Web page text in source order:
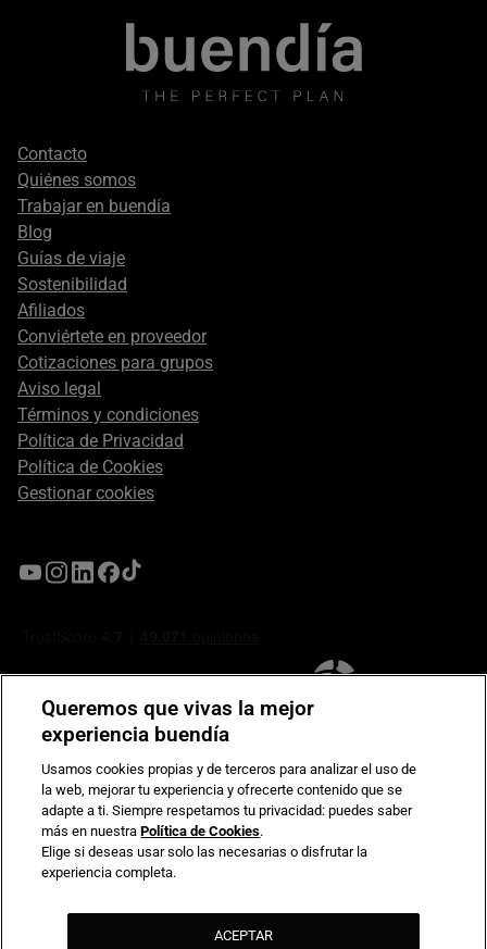
Footer
secondary
Contacto
Quiénes somos
Trabajar en buendía
Blog
Guías de viaje
Sostenibilidad
Afiliados
Conviértete en proveedor
Cotizaciones para grupos
Aviso legal
Términos y condiciones
Política de Privacidad
Política de Cookies
Gestionar cookies
Compromiso de seguridad en pagos electrónicos
Queremos que vivas la mejor
experiencia buendía
Usamos cookies propias y de terceros para analizar el uso de
la web, mejorar tu experiencia y ofrecerte contenido que se
adapte a ti. Siempre respetamos tu privacidad: puedes saber
más en nuestraPolítica de Cookies.
Elige si deseas usar solo las necesarias o disfrutar la
experiencia completa.
ACEPTAR